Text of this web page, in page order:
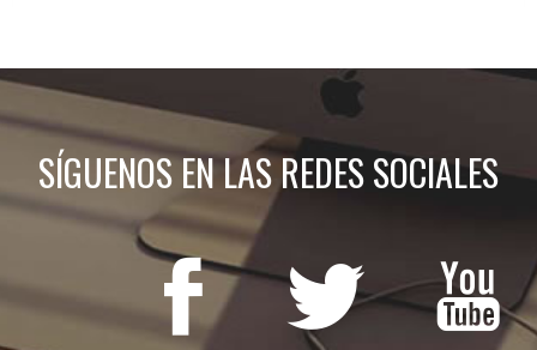
SÍGUENOS EN LAS REDES SOCIALES